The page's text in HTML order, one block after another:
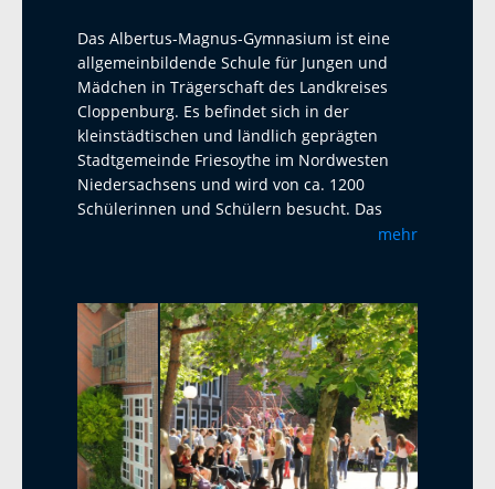
Das Albertus-Magnus-Gymnasium ist eine
allgemeinbildende Schule für Jungen und
Mädchen in Trägerschaft des Landkreises
Cloppenburg. Es befindet sich in der
kleinstädtischen und ländlich geprägten
Stadtgemeinde Friesoythe im Nordwesten
Niedersachsens und wird von ca. 1200
Schülerinnen und Schülern besucht. Das
Albertus-Magnus-Gymnasium ist eine offene
La Réunion. Seit 2023 haben wir einen
Austausch mit dem Harens Lyceum bei
Groningen/NL, der jährlich mit einem Besuch
und einem Gegenbesuch stattfindet. Als
zweite Fremdsprache bietet das AMG
Französisch und Latein an. Ab Klasse 5 wird
ein Musikprofil mit Chor- und Bläserklassen
angeboten. In der Oberstufe sind alle Profile
mehr